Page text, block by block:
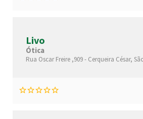
Livo
Ótica
Rua Oscar Freire ,909 - Cerqueira César,